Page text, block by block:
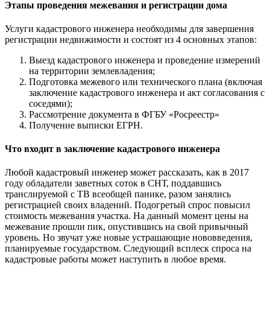
Этапы проведения межевания и регистрации дома
Услуги кадастрового инженера необходимы для завершения
регистрации недвижимости и состоят из 4 основных этапов:
Выезд кадастрового инженера и проведение измерений
на территории землевладения;
Подготовка межевого или технического плана (включая
заключение кадастрового инженера и акт согласования с
соседями);
Рассмотрение документа в ФГБУ «Росреестр»
Получение выписки ЕГРН.
Что входит в заключение кадастрового инженера
Любой кадастровый инженер может рассказать, как в 2017
году обладатели заветных соток в СНТ, поддавшись
транслируемой с ТВ всеобщей панике, разом занялись
регистрацией своих владений. Подогретый спрос повысил
стоимость межевания участка. На данный момент цены на
межевание прошли пик, опустившись на свой привычный
уровень. Но звучат уже новые устрашающие нововведения,
планируемые государством. Следующий всплеск спроса на
кадастровые работы может наступить в любое время.